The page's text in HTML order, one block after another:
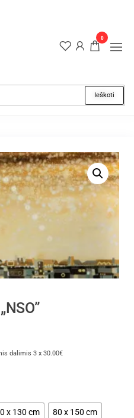
Ieškoti
0
dalimis 3 x 30.00€
x 130 cm 80 x 150 cm